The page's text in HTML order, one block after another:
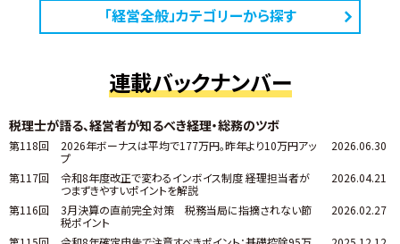
「経営全般」カテゴリーから探す
連載バックナンバー
税理士が語る、経営者が知るべき経理・総務のツボ
第118回
2026年ボーナスは平均で177万円。昨年より10万円アッ
プ
2026.06.30
第117回
令和8年度改正で変わるインボイス制度 ――経理担当者が
つまずきやすいポイントを解説
2026.04.21
第116回
3月決算の直前完全対策 税務当局に指摘されない節
税ポイント
2026.02.27